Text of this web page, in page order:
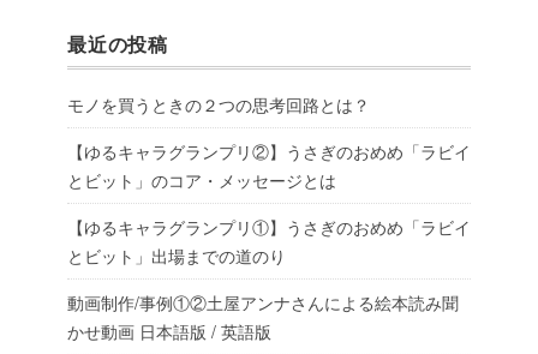
最近の投稿
モノを買うときの２つの思考回路とは？
【ゆるキャラグランプリ②】うさぎのおめめ「ラビイ
とビット」のコア・メッセージとは
【ゆるキャラグランプリ①】うさぎのおめめ「ラビイ
とビット」出場までの道のり
動画制作/事例①②土屋アンナさんによる絵本読み聞
かせ動画 日本語版 / 英語版